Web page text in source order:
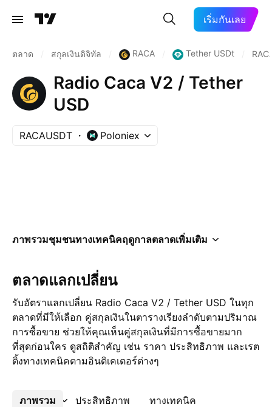
เริ่มกันเลย
ตลาด สกุลเงินดิจิทัล RACA Tether USDt
Radio Caca V2 / Tether
USD
RACAUSDT Poloniex
ภาพรวมชุมชนทางเทคนิคฤดูกาลตลาดเพิ่มเติม
ตลาดแลกเปลี่ยน
รับอัตราแลกเปลี่ยน Radio Caca V2 / Tether USD ในทุก
ตลาดที่มีให้เลือก คู่สกุลเงินในตารางเรียงลำดับตามปริมาณ
การซื้อขาย ช่วยให้คุณเห็นคู่สกุลเงินที่มีการซื้อขายมาก
ที่สุดก่อนใคร ดูสถิติสำคัญ เช่น ราคา ประสิทธิภาพ และเรต
ติ้งทางเทคนิคตามอินดิเคเตอร์ต่างๆ
ภาพรวม ประสิทธิภาพ ทางเทคนิค
เพิ่มเติม